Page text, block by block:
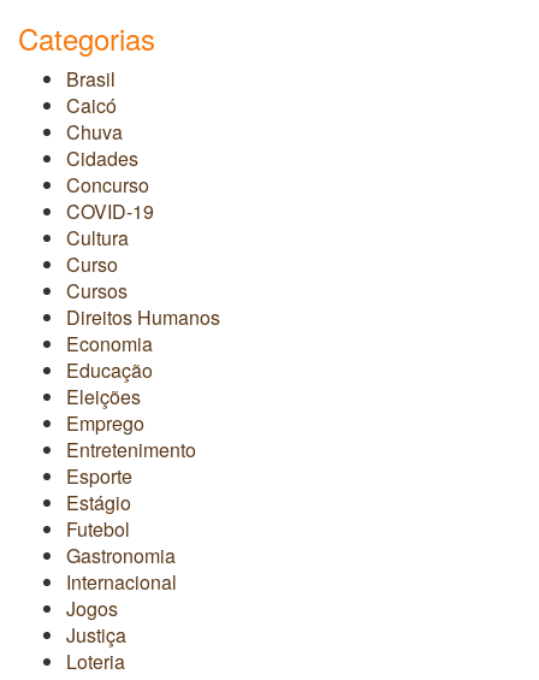
Categorias
Brasil
Caicó
Chuva
Cidades
Concurso
COVID-19
Cultura
Curso
Cursos
Direitos Humanos
Economia
Educação
Eleições
Emprego
Entretenimento
Esporte
Estágio
Futebol
Gastronomia
Internacional
Jogos
Justiça
Loteria